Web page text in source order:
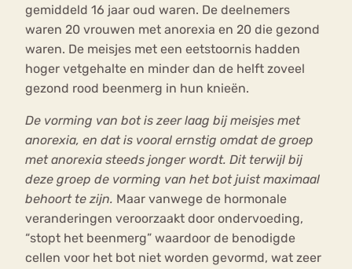
gemiddeld 16 jaar oud waren. De deelnemers
waren 20 vrouwen met anorexia en 20 die gezond
waren. De meisjes met een eetstoornis hadden
hoger vetgehalte en minder dan de helft zoveel
gezond rood beenmerg in hun knieën.
De vorming van bot is zeer laag bij meisjes met
anorexia, en dat is vooral ernstig omdat de groep
met anorexia steeds jonger wordt. Dit terwijl bij
deze groep de vorming van het bot juist maximaal
behoort te zijn. Maar vanwege de hormonale
veranderingen veroorzaakt door ondervoeding,
“stopt het beenmerg” waardoor de benodigde
cellen voor het bot niet worden gevormd, wat zeer